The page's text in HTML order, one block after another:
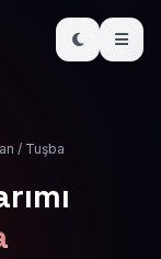
/ Tuşba